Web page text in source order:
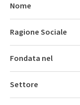
Nome
Ragione Sociale
Fondata nel
Settore